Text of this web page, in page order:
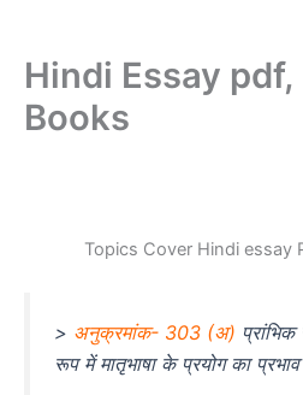
Hindi Essay
Books
Topics Cover Hindi essay
> अनुक्रमांक- 303 (अ)
रूप में मातृभाषा के प्रयोग का प्रभाव